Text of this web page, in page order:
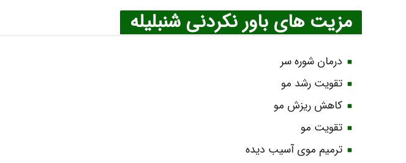
مزیت‌ های باور نکردنی شنبلیله
درمان شوره سر
تقویت رشد مو
کاهش ریزش مو
تقویت مو
ترمیم موی آسیب‌ دیده